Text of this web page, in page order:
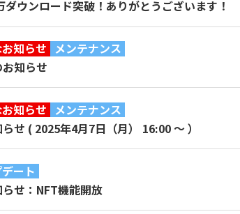
ウンロード突破！ありがとうございます！
知らせ メンテナンス
知らせ
知らせ メンテナンス
せ ( 2025年4月7日（月） 16:00 〜 ）
ート
せ：NFT機能開放